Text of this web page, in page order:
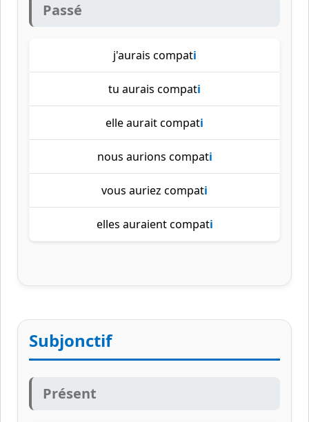
Passé
j'aurais compati
tu aurais compati
elle aurait compati
nous aurions compati
vous auriez compati
elles auraient compati
Subjonctif
Présent